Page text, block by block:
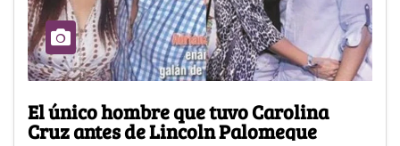
El único hombre que tuvo Carolina
Cruz antes de Lincoln Palomeque